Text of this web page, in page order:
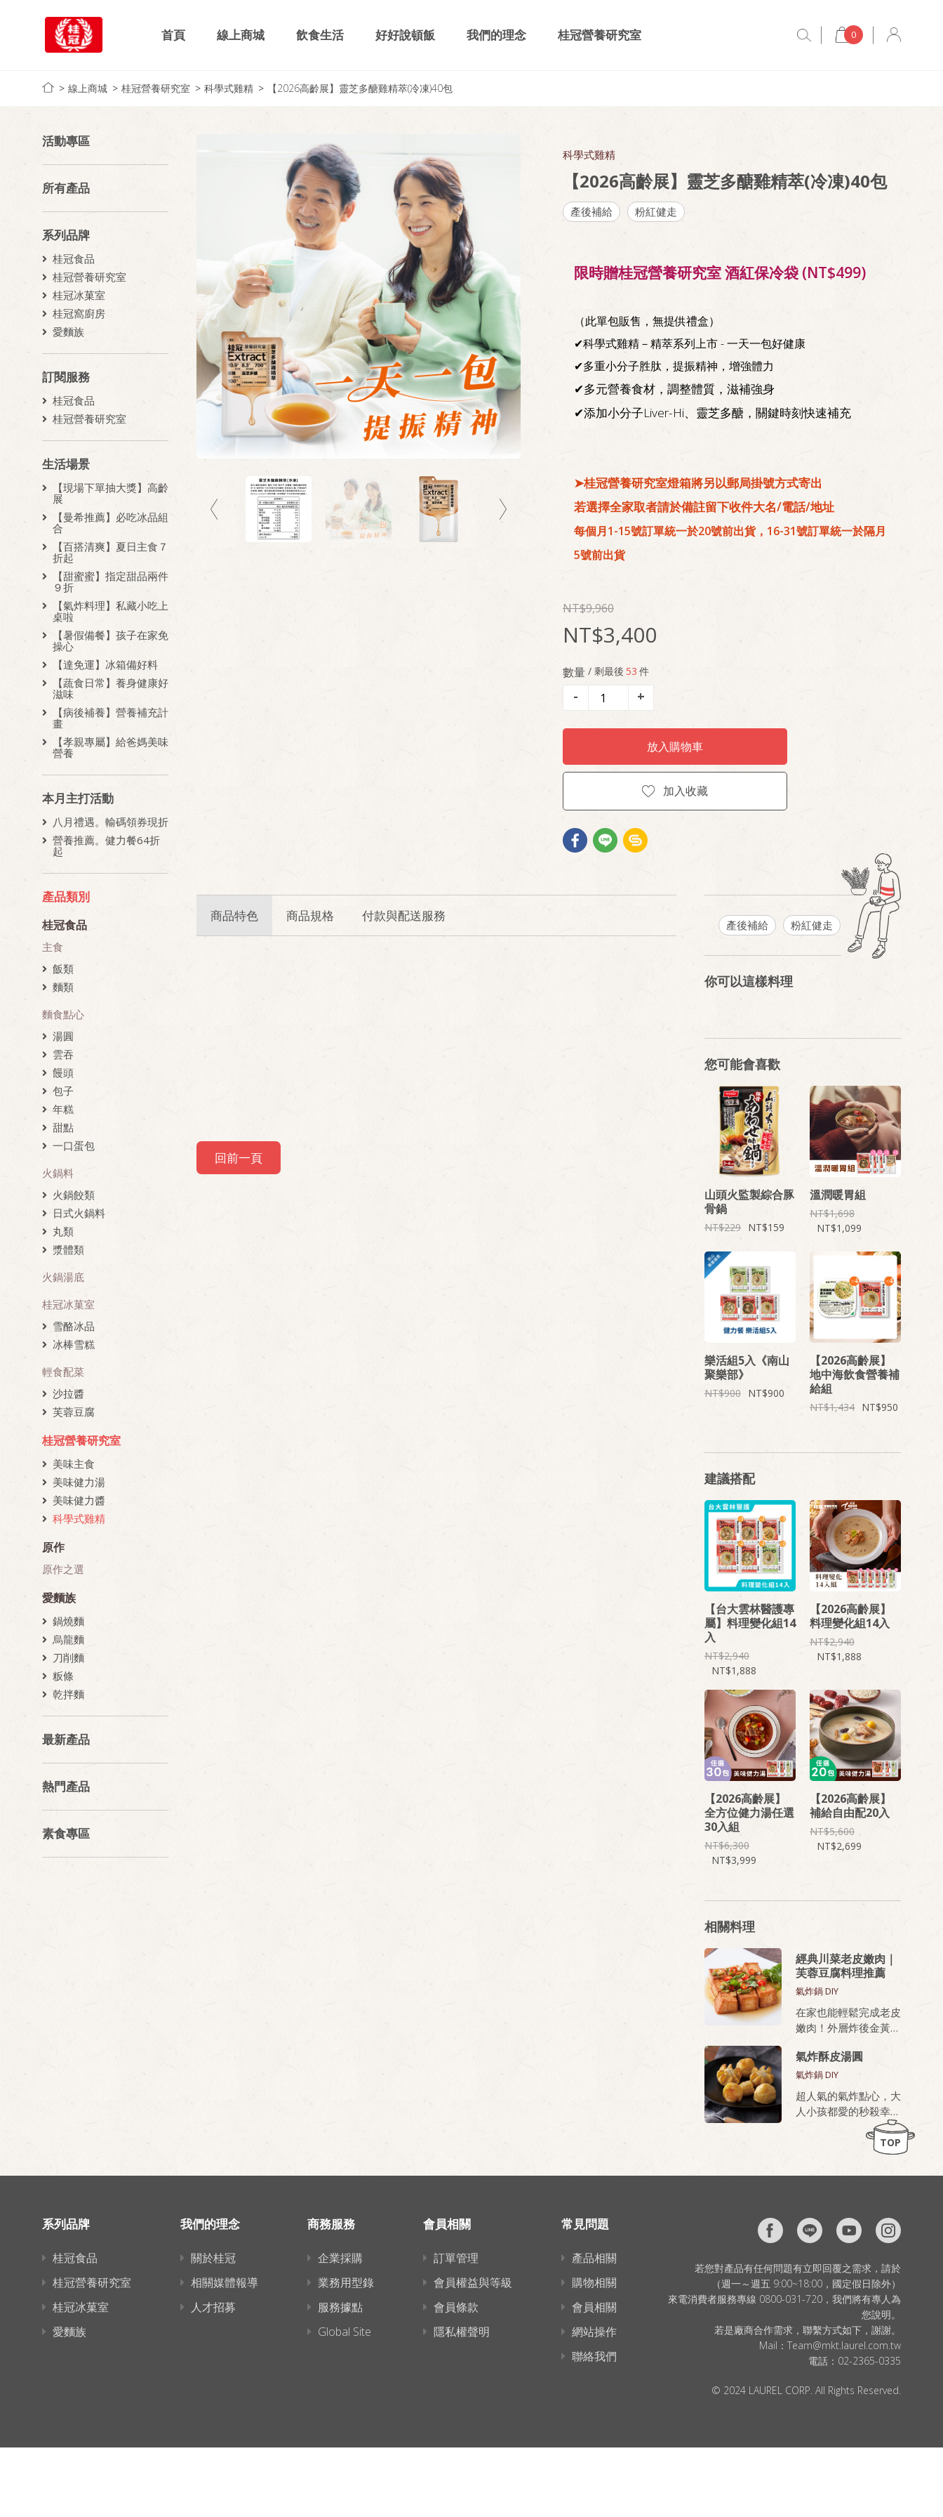
首頁 線上商城 飲食生活 好好說頓飯 我們的理念 桂冠營養研究室 0
線上商城 桂冠營養研究室 科學式雞精 【2026高齡展】靈芝多醣雞精萃(冷凍)40包
活動專區
所有產品
系列品牌
桂冠食品
桂冠營養研究室
桂冠冰菓室
桂冠窩廚房
愛麵族
訂閱服務
桂冠食品
桂冠營養研究室
生活場景
【現場下單抽大獎】高齡
展
【曼希推薦】必吃冰品組
合
【百搭清爽】夏日主食７
折起
【甜蜜蜜】指定甜品兩件
９折
【氣炸料理】私藏小吃上
桌啦
【暑假備餐】孩子在家免
操心
【達免運】冰箱備好料
【蔬食日常】養身健康好
滋味
【病後補養】營養補充計
畫
【孝親專屬】給爸媽美味
營養
本月主打活動
八月禮遇。輸碼領券現折
營養推薦。健力餐64折
起
產品類別
桂冠食品
主食
飯類
麵類
麵食點心
湯圓
雲吞
饅頭
包子
年糕
甜點
一口蛋包
火鍋料
火鍋餃類
日式火鍋料
丸類
漿體類
火鍋湯底
桂冠冰菓室
雪酪冰品
冰棒雪糕
輕食配菜
沙拉醬
芙蓉豆腐
桂冠營養研究室
美味主食
美味健力湯
美味健力醬
科學式雞精
原作
原作之選
愛麵族
鍋燒麵
烏龍麵
刀削麵
粄條
乾拌麵
最新產品
熱門產品
素食專區
科學式雞精
【2026高齡展】靈芝多醣雞精萃(冷凍)40包
產後補給 粉紅健走
限時贈桂冠營養研究室 酒紅保冷袋 (NT$499)
（此單包販售，無提供禮盒）
✔科學式雞精－精萃系列上市 - 一天一包好健康
✔多重小分子胜肽，提振精神，增強體力
✔多元營養食材，調整體質，滋補強身
✔添加小分子Liver-Hi、靈芝多醣，關鍵時刻快速補充
➤桂冠營養研究室燈箱將另以郵局掛號方式寄出
若選擇全家取者請於備註留下收件大名/電話/地址
每個月1-15號訂單統一於20號前出貨，16-31號訂單統一於隔月
5號前出貨
9,960
3,400
數量 / 剩最後 53 件
- +
放入購物車
加入收藏
商品特色 商品規格 付款與配送服務
回前一頁
產後補給 粉紅健走
你可以這樣料理
您可能會喜歡
山頭火監製綜合豚
骨鍋
229 159
溫潤暖胃組
1,698
1,099
樂活組5入《南山
聚樂部》
900 900
【2026高齡展】
地中海飲食營養補
給組
1,434 950
建議搭配
【台大雲林醫護專
屬】料理變化組14
入
2,940
1,888
【2026高齡展】
料理變化組14入
2,940
1,888
【2026高齡展】
全方位健力湯任選
30入組
6,300
3,999
【2026高齡展】
補給自由配20入
5,600
2,699
相關料理
經典川菜老皮嫩肉｜
芙蓉豆腐料理推薦
氣炸鍋 DIY
在家也能輕鬆完成老皮
嫩肉！外層炸後金黃酥
厚，無論油炸或氣炸都
好上手，新手也能做出
餐廳級美味。
桂冠芙蓉豆腐，就是做
老皮嫩肉的秘密武器！
氣炸酥皮湯圓
氣炸鍋 DIY
超人氣的氣炸點心，大
人小孩都愛的秒殺幸福
TOP
系列品牌
桂冠食品
桂冠營養研究室
桂冠冰菓室
愛麵族
我們的理念
關於桂冠
相關媒體報導
人才招募
商務服務
企業採購
業務用型錄
服務據點
Global Site
會員相關
訂單管理
會員權益與等級
會員條款
隱私權聲明
常見問題
產品相關
購物相關
會員相關
網站操作
聯絡我們
若您對產品有任何問題有立即回覆之需求，請於
（週一～週五 9:00~18:00，國定假日除外）
來電消費者服務專線 0800-031-720，我們將有專人為
您說明。
若是廠商合作需求，聯繫方式如下，謝謝。
Mail： Team@mkt.laurel.com.tw
電話： 02-2365-0335
© 2024 LAUREL CORP. All Rights Reserved.